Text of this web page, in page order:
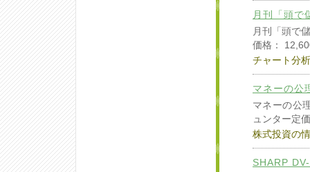
月刊「頭で
月刊「頭で
価格：
チャート分
マネーの公
マネーの公
ュンター定
株式投資の
SHARP